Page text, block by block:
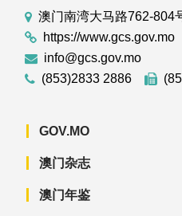
澳门南湾大马路762-804
https://www.gcs.gov.mo
info@gcs.gov.mo
(853)2833 2886
GOV.MO
澳门杂志
澳门年鉴